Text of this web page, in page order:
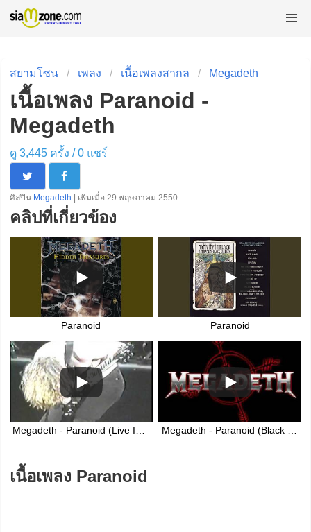
สยามโซน เพลง เนื้อเพลงสากล Megadeth
เนื้อเพลง Paranoid -
Megadeth
ดู 3,445 ครั้ง /0แชร์
ศิลปิน Megadeth | เพิ่มเมื่อ 29 พฤษภาคม 2550
คลิปที่เกี่ยวข้อง
Paranoid Paranoid
Megadeth - Paranoid (Live In St. Paul 2000) Megadeth - Paranoid (Black Sabbath cover)
เนื้อเพลง Paranoid